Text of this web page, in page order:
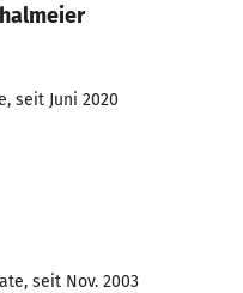
seit Juni 2020
seit Nov. 2003